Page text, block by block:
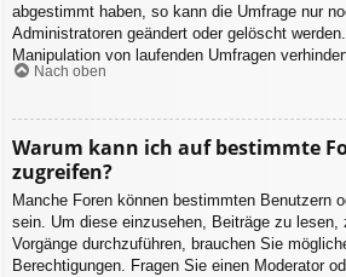
abgestimmt haben, so kann die Umfrage nur
Administratoren geändert oder gelöscht
Manipulation von laufenden Umfragen
Nach oben
Warum kann ich auf bestimmte
zugreifen?
Manche Foren können bestimmten Benutzern
sein. Um diese einzusehen, Beiträge zu lesen,
Vorgänge durchzuführen, brauchen Sie
Berechtigungen. Fragen Sie einen Moderator